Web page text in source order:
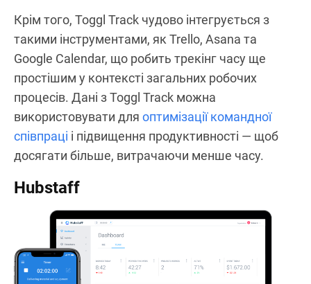
Крім того, Toggl Track чудово інтегрується з
такими інструментами, як Trello, Asana та
Google Calendar, що робить трекінг часу ще
простішим у контексті загальних робочих
процесів. Дані з Toggl Track можна
використовувати для оптимізації командної
співпраці і підвищення продуктивності — щоб
досягати більше, витрачаючи менше часу.
Hubstaff